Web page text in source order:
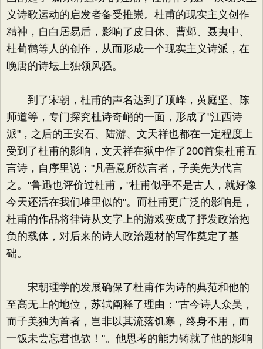
义诗歌运动的启发者备受推崇。杜甫的现实主义创作
精神，自白居易后，影响了皮日休、曹邺、聂夷中、
杜荀鹤等人的创作，从而形成一个现实主义诗派，在
晚唐的诗坛上独领风骚。
到了宋朝，杜甫的声名达到了顶峰，黄庭坚、陈
师道等，专门探究杜诗奇峭的一面，形成了"江西诗
派"，之后的王安石、陆游、文天祥也都在一定程度上
受到了杜甫的影响，文天祥在狱中作了200首集杜甫五
言诗，自序里说："凡吾意所欲言者，子美先为代言
之。"鲁迅也评价过杜甫，"杜甫似乎不是古人，就好像
今天还活在我们堆里似的"。而杜甫更广泛的影响是，
杜甫的作品将律诗从文字上的游戏变成了抒发政治抱
负的载体，对后来的诗人政治题材的写作奠定了基
础。
宋朝理学的发展确保了杜甫作为诗的典范和他的
至高无上的地位，苏轼阐释了理由："古今诗人众吴，
而子美独为首者，岂非以其流落饥寒，终身不用，而
一饭未尝忘君也欤！"。他思考的能力铸就了他的影响